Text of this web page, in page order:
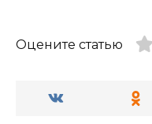
Оцените статью